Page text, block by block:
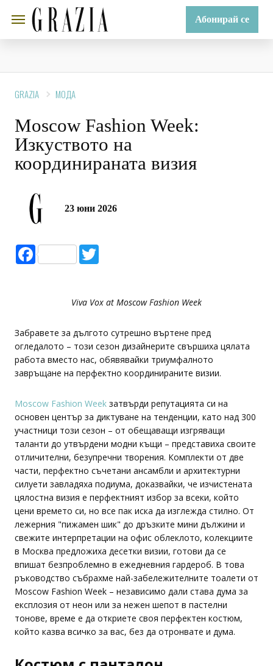
Абонирай се
GRAZIA МОДА
Moscow Fashion Week:
Изкуството на
координираната визия
23 юни 2026
Facebook
Viva Vox at Moscow Fashion Week
Забравете за дългото сутрешно въртене пред
огледалото – този сезон дизайнерите свършиха цялата
работа вместо нас, обявявайки триумфалното
завръщане на перфектно координираните визии.
Moscow Fashion Week затвърди репутацията си на
основен център за диктуване на тенденции, като над 300
участници този сезон – от обещаващи изгряващи
таланти до утвърдени модни къщи – представиха своите
отличителни, безупречни творения. Комплекти от две
части, перфектно съчетани ансамбли и архитектурни
силуети завладяха подиума, доказвайки, че изчистената
цялостна визия е перфектният избор за всеки, който
цени времето си, но все пак иска да изглежда стилно. От
лежерния "пижамен шик" до дръзките мини дължини и
свежите интерпретации на офис облеклото, колекциите
в Москва предложиха десетки визии, готови да се
впишат безпроблемно в ежедневния гардероб. В това
ръководство събрахме най-забележителните тоалети от
Moscow Fashion Week – независимо дали става дума за
експлозия от неон или за нежен шепот в пастелни
тонове, време е да откриете своя перфектен костюм,
който казва всичко за вас, без да отронвате и дума.